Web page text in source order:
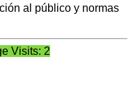
al público y normas
Visits: 2